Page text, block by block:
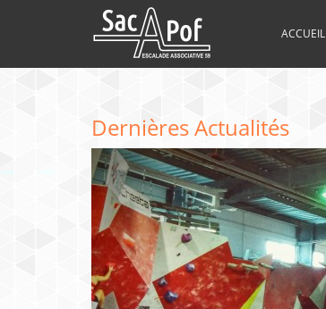
ACCUEIL
Dernières Actualités